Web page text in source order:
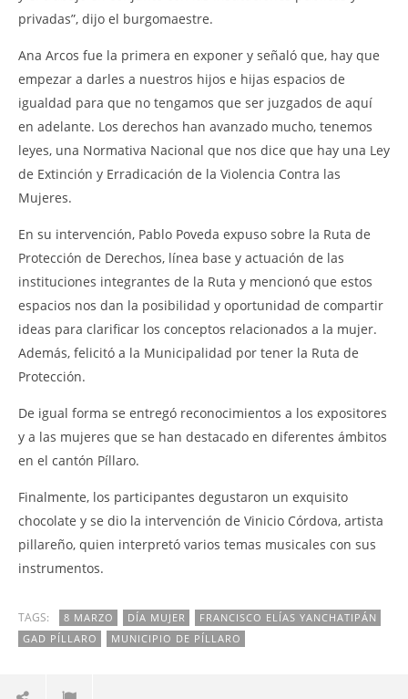
privadas”, dijo el burgomaestre.
Ana Arcos fue la primera en exponer y señaló que, hay que
empezar a darles a nuestros hijos e hijas espacios de
igualdad para que no tengamos que ser juzgados de aquí
en adelante. Los derechos han avanzado mucho, tenemos
leyes, una Normativa Nacional que nos dice que hay una Ley
de Extinción y Erradicación de la Violencia Contra las
Mujeres.
En su intervención, Pablo Poveda expuso sobre la Ruta de
Protección de Derechos, línea base y actuación de las
instituciones integrantes de la Ruta y mencionó que estos
espacios nos dan la posibilidad y oportunidad de compartir
ideas para clarificar los conceptos relacionados a la mujer.
Además, felicitó a la Municipalidad por tener la Ruta de
Protección.
De igual forma se entregó reconocimientos a los expositores
y a las mujeres que se han destacado en diferentes ámbitos
en el cantón Píllaro.
Finalmente, los participantes degustaron un exquisito
chocolate y se dio la intervención de Vinicio Córdova, artista
pillareño, quien interpretó varios temas musicales con sus
instrumentos.
TAGS: 8 MARZO DÍA MUJER
FRANCISCO ELÍAS YANCHATIPÁN
GAD PÍLLARO
MUNICIPIO DE PÍLLARO